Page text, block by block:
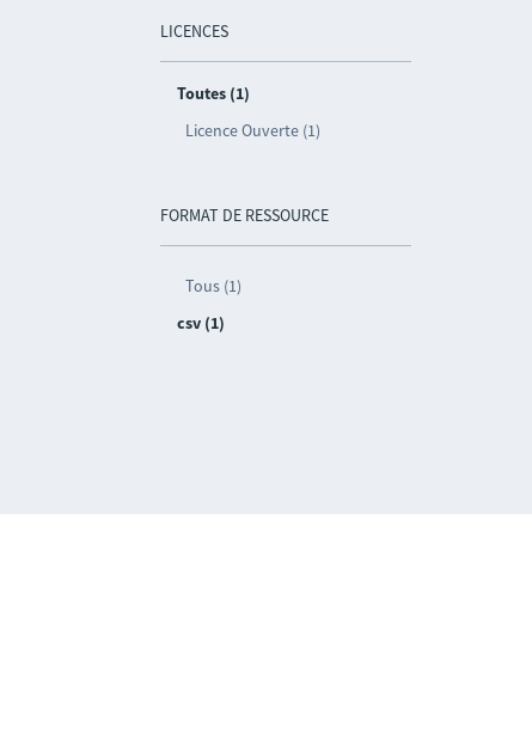
LICENCES
Toutes (1)
Licence Ouverte (1)
FORMAT DE RESSOURCE
Tous (1)
csv (1)